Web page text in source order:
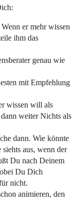
er mehr wissen
ihm das
genau wie
mit Empfehlung
wissen will als
weiter Nichts als
dann. Wie könnte
aus, wenn der
Du nach Deinem
Du Dich
nicht.
animieren, den